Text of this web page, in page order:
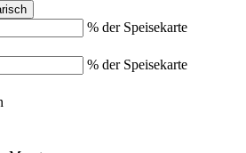
% der Speisekarte
% der Speisekarte